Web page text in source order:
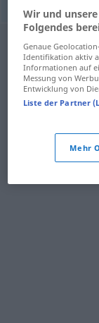
Wir und
Folgendes
Genaue
Identifikation aktiv
Informationen auf
Messung von
Entwicklung von
Liste der Partner
Mehr